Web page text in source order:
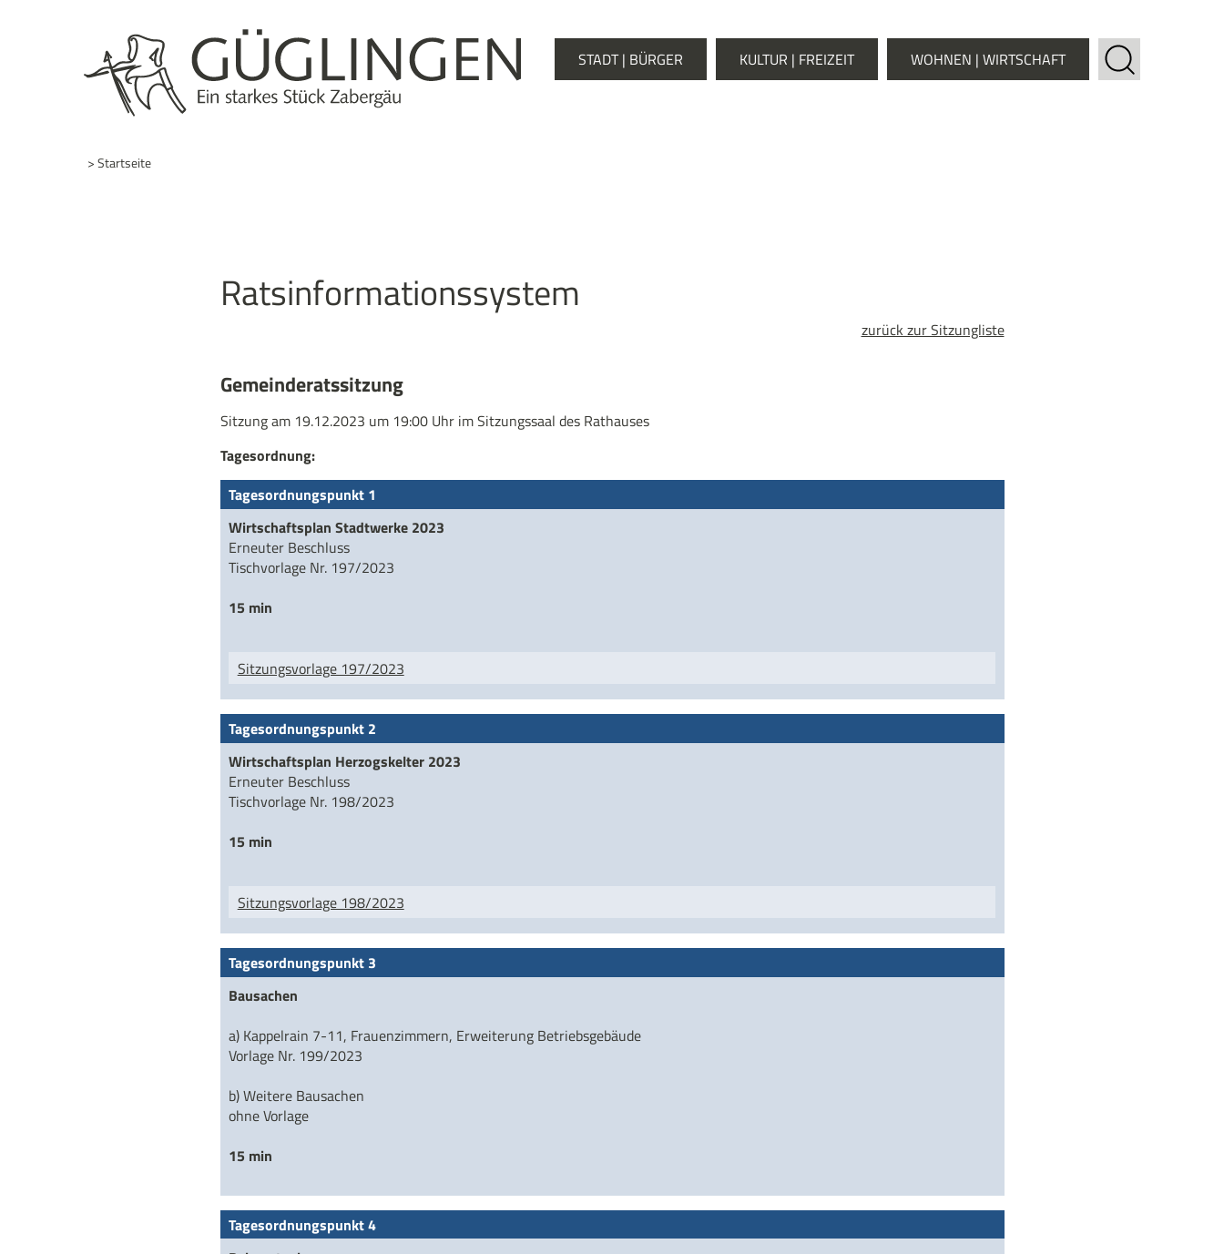
STADT | BÜRGER KULTUR | FREIZEIT WOHNEN | WIRTSCHAFT
> Startseite
Ratsinformationssystem
zurück zur Sitzungliste
Gemeinderatssitzung
Sitzung am 19.12.2023 um 19:00 Uhr im Sitzungssaal des Rathauses
Tagesordnung:
Tagesordnungspunkt 1
Wirtschaftsplan Stadtwerke 2023
Erneuter Beschluss
Tischvorlage Nr. 197/2023
15 min
Sitzungsvorlage 197/2023
Tagesordnungspunkt 2
Wirtschaftsplan Herzogskelter 2023
Erneuter Beschluss
Tischvorlage Nr. 198/2023
15 min
Sitzungsvorlage 198/2023
Tagesordnungspunkt 3
Bausachen
a) Kappelrain 7-11, Frauenzimmern, Erweiterung Betriebsgebäude
Vorlage Nr. 199/2023
b) Weitere Bausachen
ohne Vorlage
15 min
Tagesordnungspunkt 4